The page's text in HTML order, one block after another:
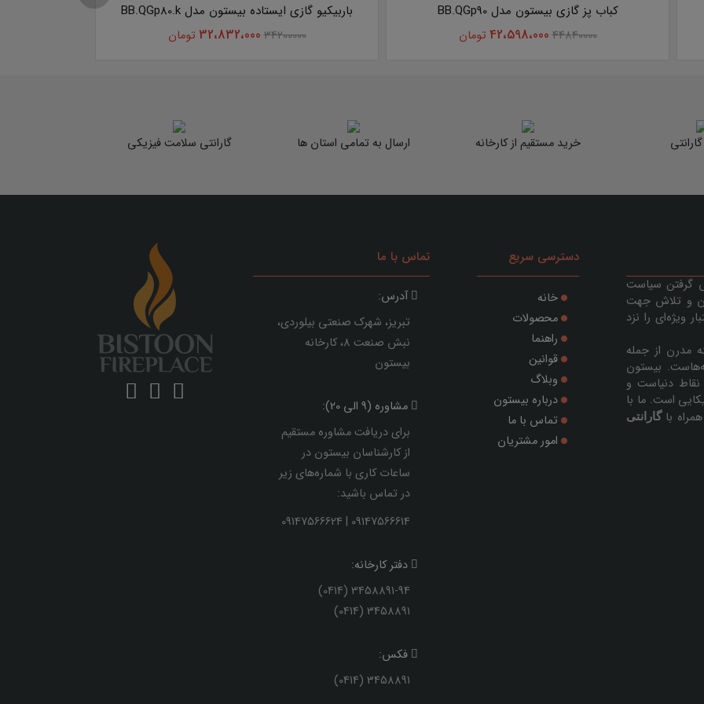
باربیکیو گازی ایستاده بیستون مدل BB.QGp80.k
3420000032،832،000 تومان
کباب پز گازی بیستون مدل BB.QGp90
4484000042،598،000 تومان
گارانتی سلامت فیزیکی ارسال به تمامی استان ها خرید مستقیم از کارخانه
گرفتن سیاست
و تلاش جهت
ویژه‌ای را نزد
مدرن از جمله
بیستون
دنیاست و
است. ما با
باگارانتی
دسترسی سریع
خانه
محصولات
راهنما
قوانین
وبلاگ
درباره بیستون
تماس با ما
امور مشتریان
تماس با ما
آدرس:
تبریز، شهرک صنعتی بیلوردی،
نبش صنعت 8، کارخانه
بیستون
مشاوره (9 الی 20):
برای دریافت مشاوره مستقیم
از کارشناسان بیستون در
ساعات کاری با شماره‌های زیر
در تماس باشید:
09147566614 | 09147566624
دفتر کارخانه:
3458891-94 (0414)
3458891 (0414)
فکس:
3458891 (0414)